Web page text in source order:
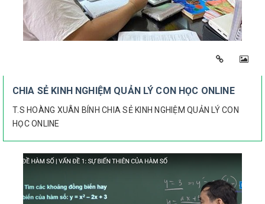
CHIA SẺ KINH NGHIỆM QUẢN LÝ CON HỌC ONLINE
T.S HOÀNG XUÂN BÍNH CHIA SẺ KINH NGHIỆM QUẢN LÝ CON
HỌC ONLINE